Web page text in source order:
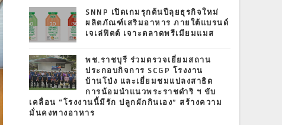
T
SNNP เปิดเกมรุกต้นปีลุยธุรกิจใหม่
ผลิตภัณฑ์เสริมอาหาร ภายใต้แบรนด์
เจเล่ฟิตต์ เจาะตลาดพรีเมียมแมส
พช.ราชบุรี ร่วมตรวจเยี่ยมสถาน
ประกอบกิจการ SCGP โรงงาน
บ้านโป่ง และเยี่ยมชมแปลงสาธิต
การน้อมนำแนวพระราชดำริ ฯ ขับ
เคลื่อน “โรงงานนี้มีรัก ปลูกผักกินเอง” สร้างความ
มั่นคงทางอาหาร